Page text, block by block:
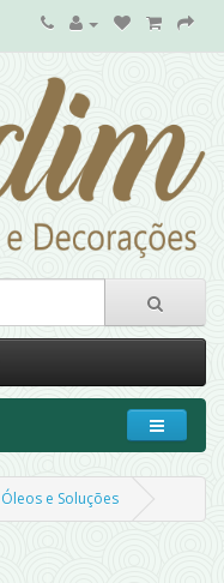
Óleos e Soluções